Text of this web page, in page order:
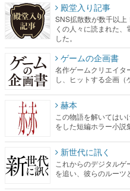
殿堂入り記事
SNS拡散数が数千以上
くの人々に読まれた、
した。
ゲームの企画書
名作ゲームクリエイタ
し、ヒットする企画（
赫本
この物語を解いては
をした短編ホラー小説
新世代に訊く
これからのデジタル
を追い、彼らのルーツ